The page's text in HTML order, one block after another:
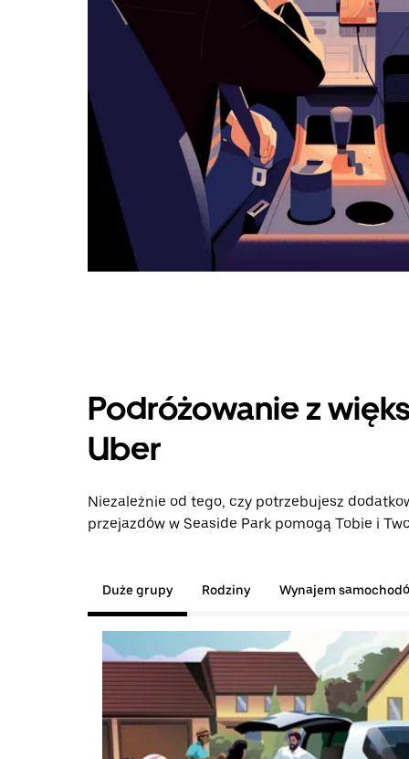
Podróżowanie z
Uber
Niezależnie od tego, czy potrzebujesz
przejazdów w Seaside Park pomogą Tobie i
Duże grupy Rodziny Wynajem